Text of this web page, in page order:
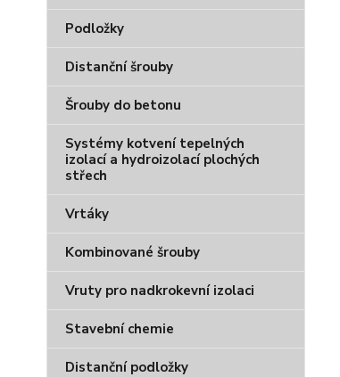
Podložky
Distanční šrouby
Šrouby do betonu
Systémy kotvení tepelných
izolací a hydroizolací plochých
střech
Vrtáky
Kombinované šrouby
Vruty pro nadkrokevní izolaci
Stavební chemie
Distanční podložky